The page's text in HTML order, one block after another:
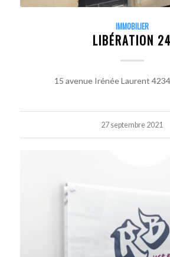
IMMOBILIER
LIBÉRATION 24
15 avenue Irénée Laurent
27 septembre 2021